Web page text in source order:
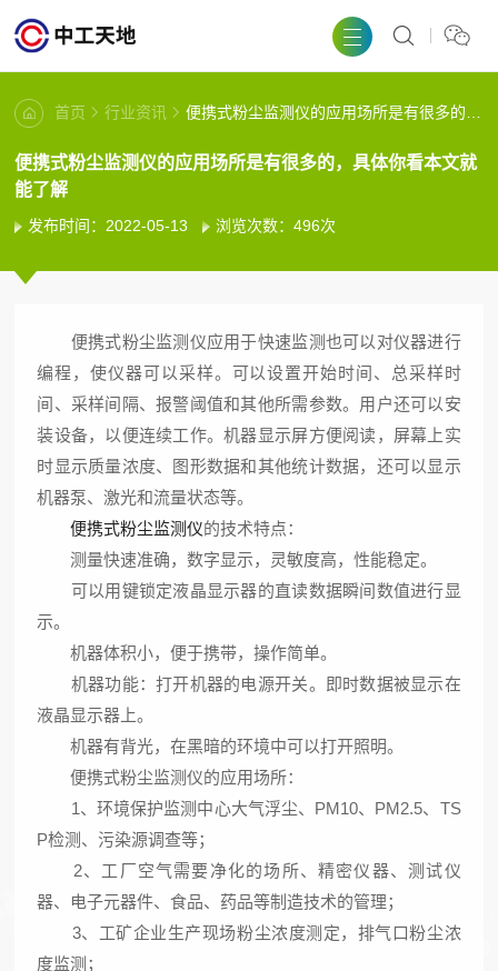
首页 行业资讯 便携式粉尘监测仪的应用场所是有很多的，具体你看本文就能了解
便携式粉尘监测仪的应用场所是有很多的，具体你看本文就
能了解
发布时间：2022-05-13 浏览次数：496次
便携式粉尘监测仪应用于快速监测也可以对仪器进行
编程，使仪器可以采样。可以设置开始时间、总采样时
间、采样间隔、报警阈值和其他所需参数。用户还可以安
装设备，以便连续工作。机器显示屏方便阅读，屏幕上实
时显示质量浓度、图形数据和其他统计数据，还可以显示
机器泵、激光和流量状态等。
便携式粉尘监测仪的技术特点：
测量快速准确，数字显示，灵敏度高，性能稳定。
可以用键锁定液晶显示器的直读数据瞬间数值进行显
示。
机器体积小，便于携带，操作简单。
机器功能：打开机器的电源开关。即时数据被显示在
液晶显示器上。
机器有背光，在黑暗的环境中可以打开照明。
便携式粉尘监测仪的应用场所：
1、环境保护监测中心大气浮尘、PM10、PM2.5、TS
P检测、污染源调查等；
2、工厂空气需要净化的场所、精密仪器、测试仪
器、电子元器件、食品、药品等制造技术的管理；
3、工矿企业生产现场粉尘浓度测定，排气口粉尘浓
度监测；